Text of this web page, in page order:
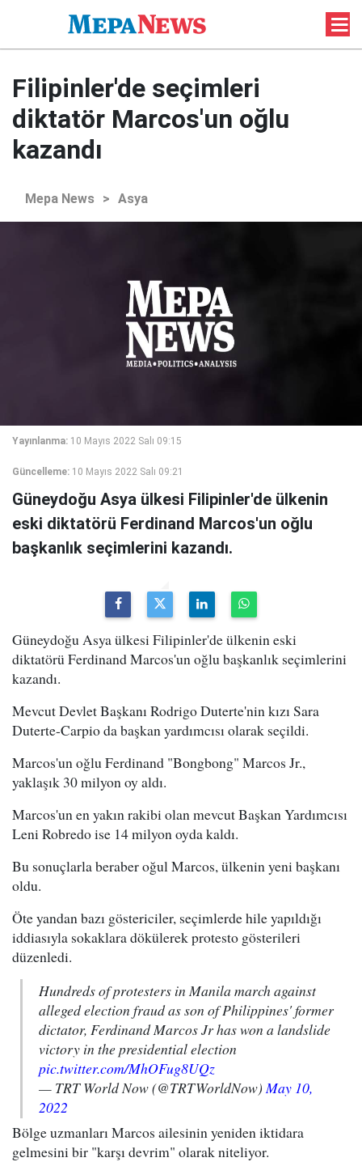
Filipinler'de seçimleri
diktatör Marcos'un oğlu
kazandı
Mepa News > Asya
Yayınlanma: 10 Mayıs 2022 Salı 09:15
Güncelleme: 10 Mayıs 2022 Salı 09:21
Güneydoğu Asya ülkesi Filipinler'de ülkenin
eski diktatörü Ferdinand Marcos'un oğlu
başkanlık seçimlerini kazandı.
Güneydoğu Asya ülkesi Filipinler'de ülkenin eski
diktatörü Ferdinand Marcos'un oğlu başkanlık seçimlerini
kazandı.
Mevcut Devlet Başkanı Rodrigo Duterte'nin kızı Sara
Duterte-Carpio da başkan yardımcısı olarak seçildi.
Marcos'un oğlu Ferdinand "Bongbong" Marcos Jr.,
yaklaşık 30 milyon oy aldı.
Marcos'un en yakın rakibi olan mevcut Başkan Yardımcısı
Leni Robredo ise 14 milyon oyda kaldı.
Bu sonuçlarla beraber oğul Marcos, ülkenin yeni başkanı
oldu.
Öte yandan bazı göstericiler, seçimlerde hile yapıldığı
iddiasıyla sokaklara dökülerek protesto gösterileri
düzenledi.
Hundreds of protesters in Manila march against
alleged election fraud as son of Philippines' former
dictator, Ferdinand Marcos Jr has won a landslide
victory in the presidential election
pic.twitter.com/MhOFug8UQz
— TRT World Now (@TRTWorldNow)May 10,
2022
Bölge uzmanları Marcos ailesinin yeniden iktidara
gelmesini bir "karşı devrim" olarak niteliyor.